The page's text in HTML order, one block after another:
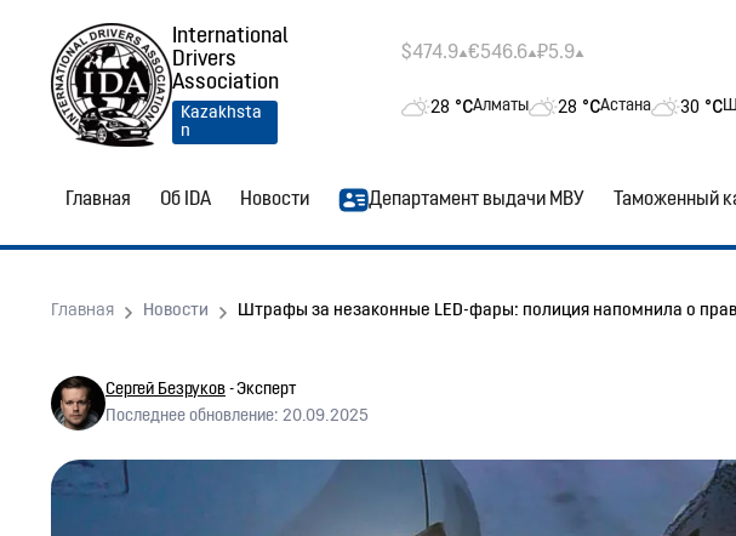
International
Drivers
Association
Kazakhsta
n
$474.9 €546.6 ₽5.9
28 °CАлматы 28 °CАстана 30 °C
Главная Об IDA Новости Департамент выдачи МВУ Таможенный
Главная Новости Штрафы за незаконные LED-фары: полиция напомнила о
Сергей Безруков- Эксперт
Последнее обновление: 20.09.2025